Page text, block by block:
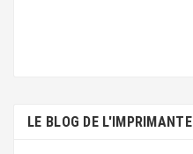
LE BLOG DE L'IMPRIMANTE